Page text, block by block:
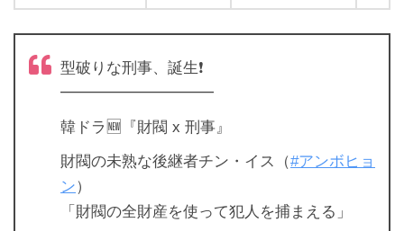
型破りな刑事、誕生❗️
━━━━━━━━━━
韓ドラ🆕『財閥 x 刑事』
財閥の未熟な後継者チン・イス（#アンボヒョ
ン）
「財閥の全財産を使って犯人を捕まえる」